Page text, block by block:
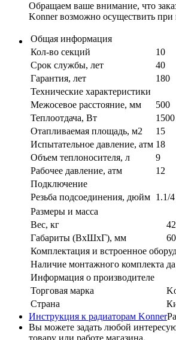
Обращаем ваше внимание, что
Konner возможно осуществить при
Общая информация
Кол-во секций
10
Срок службы, лет
40
Гарантия, лет
180
Технические характеристики
Межосевое расстояние, мм
500
Теплоотдача, Вт
1500
Отапливаемая площадь, м2
15
Испытательное давление, атм 18
Объем теплоносителя, л
9
Рабочее давление, атм
12
Подключение
Резьба подсоединения, дюйм 1.1/
Размеры и масса
Вес, кг
42
Габариты (ВxШxГ), мм
Комплектация и встроенное
Наличие монтажного комплекта да
Информация о производителе
Торговая марка
Страна
Инструкция к радиаторам Konner
Вы можете задать любой
товару или работе магазина.